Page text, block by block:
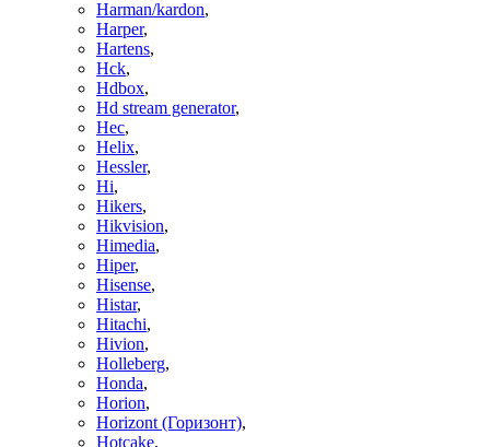
Harman/kardon,
Harper,
Hartens,
Hck,
Hdbox,
Hd stream generator,
Hec,
Helix,
Hessler,
Hi,
Hikers,
Hikvision,
Himedia,
Hiper,
Hisense,
Histar,
Hitachi,
Hivion,
Holleberg,
Honda,
Horion,
Horizont (Горизонт),
Hotcake,